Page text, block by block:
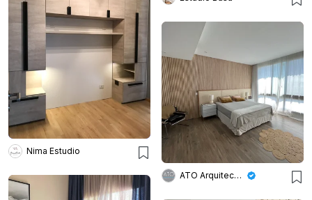
Nima Estudio
ATO Arquitectos